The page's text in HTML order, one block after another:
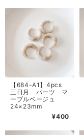
【684-A1】4pcs
三日月 パーツ マ
ーブルベージュ
24×23mm
¥400